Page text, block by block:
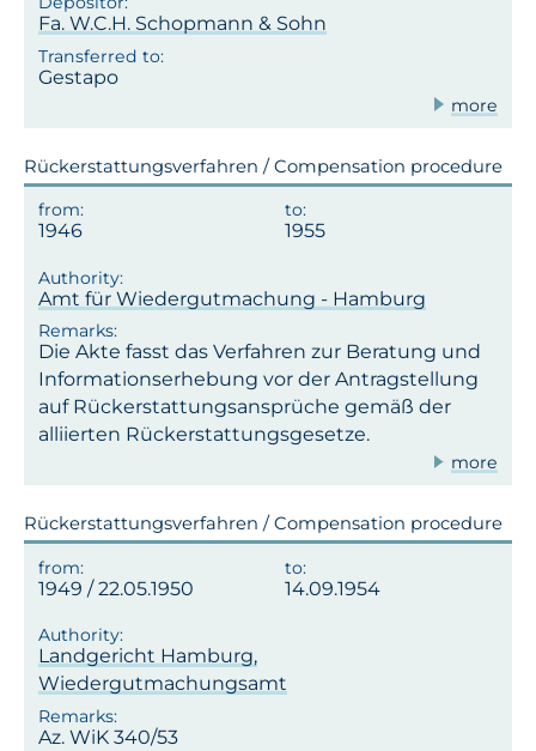
Fa. W.C.H. Schopmann & Sohn
Gestapo
more
Rückerstattungsverfahren / Compensation procedure
1946 1955
Amt für Wiedergutmachung - Hamburg
Die Akte fasst das Verfahren zur Beratung und
Informationserhebung vor der Antragstellung
auf Rückerstattungsansprüche gemäß der
alliierten Rückerstattungsgesetze.
more
Rückerstattungsverfahren / Compensation procedure
1949 / 22.05.1950 14.09.1954
Landgericht Hamburg,
Wiedergutmachungsamt
Az. WiK 340/53